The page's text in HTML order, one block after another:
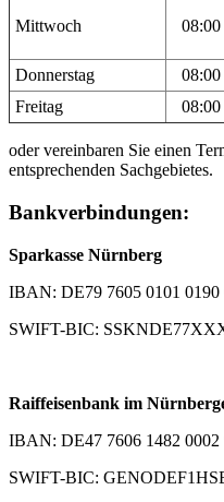
Mittwoch
Donnerstag
Freitag
oder vereinbaren Sie einen
entsprechenden Sachgebietes.
Bankverbindungen:
Sparkasse Nürnberg
IBAN: DE79 7605 0101 0190
SWIFT-BIC:
Raiffeisenbank im
IBAN: DE47 7606 1482 0002
SWIFT-BIC: